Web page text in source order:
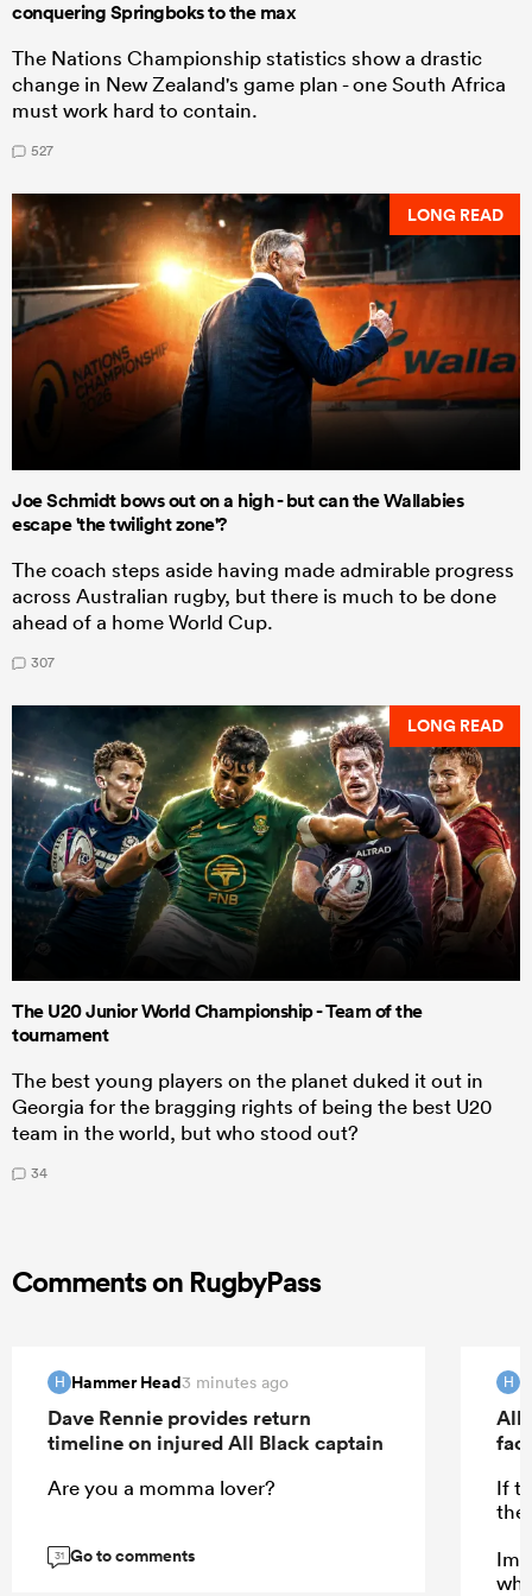
conquering Springboks to the max
The Nations Championship statistics show a drastic
change in New Zealand's game plan - one South Africa
must work hard to contain.
527
LONG READ
Joe Schmidt bows out on a high - but can the Wallabies
escape 'the twilight zone'?
The coach steps aside having made admirable progress
across Australian rugby, but there is much to be done
ahead of a home World Cup.
307
LONG READ
The U20 Junior World Championship - Team of the
tournament
The best young players on the planet duked it out in
Georgia for the bragging rights of being the best U20
team in the world, but who stood out?
34
Comments on RugbyPass
H Hammer Head3 minutes ago
Dave Rennie provides return
timeline on injured All Black captain
Are you a momma lover?
31 Go to comments
H
All
If